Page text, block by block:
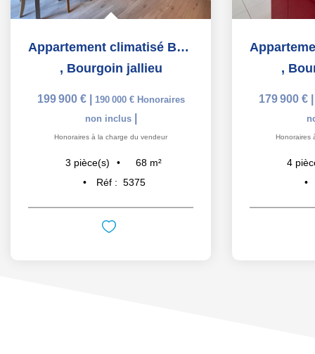
Appartement climatisé Bourgoin-jallieu 3 pièce(s) 67.92 m2
, Bourgoin jallieu
199 900 € 190 000 € Honoraires
non inclus
Honoraires à la charge du vendeur
3 pièce(s) 68 m²
Réf : 5375
,
179 900 €
Honoraires
4